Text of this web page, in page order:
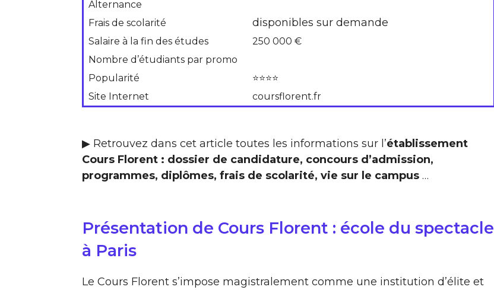
Alternance
Frais de scolarité
disponibles sur demande
Salaire à la fin des études
250 000 €
Nombre d’étudiants par promo
Popularité
⭐⭐⭐⭐
Site Internet
coursflorent.fr
▶ Retrouvez dans cet article toutes les informations sur l’établissement
Cours Florent : dossier de candidature, concours d’admission,
programmes, diplômes, frais de scolarité, vie sur le campus …
Présentation de Cours Florent : école du spectacle
à Paris
Le Cours Florent s’impose magistralement comme une institution d’élite et